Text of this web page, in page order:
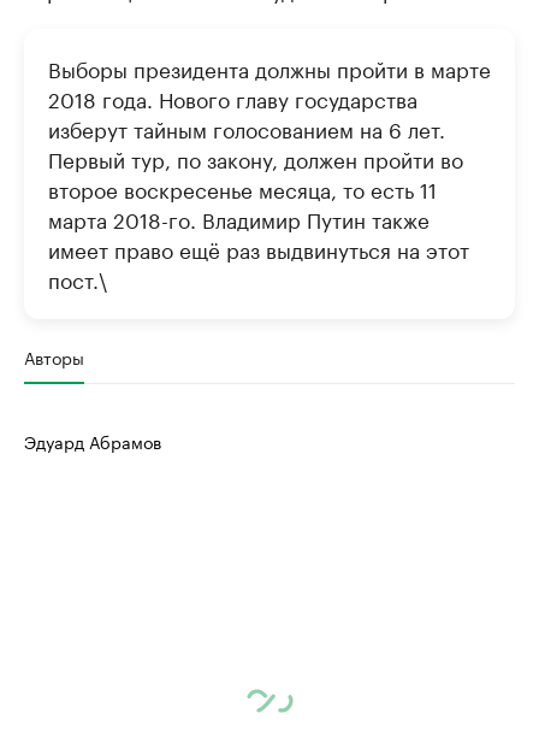
Выборы президента должны пройти в марте
2018 года. Нового главу государства
изберут тайным голосованием на 6 лет.
Первый тур, по закону, должен пройти во
второе воскресенье месяца, то есть 11
марта 2018-го. Владимир Путин также
имеет право ещё раз выдвинуться на этот
пост.\
Авторы
Эдуард Абрамов